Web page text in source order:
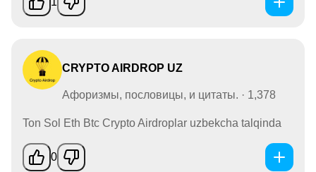
CRYPTO AIRDROP UZ
Афоризмы, пословицы, и цитаты. · 1,378
Ton Sol Eth Btc Crypto Airdroplar uzbekcha talqinda
0